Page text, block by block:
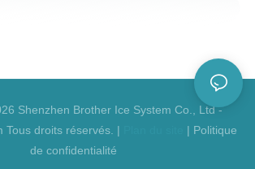
Shenzhen Brother Ice System Co., Ltd -
Tous droits réservés. |
| Politique
de confidentialité